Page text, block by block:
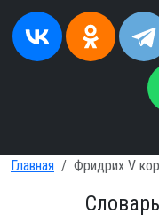
Главная Фридрих V